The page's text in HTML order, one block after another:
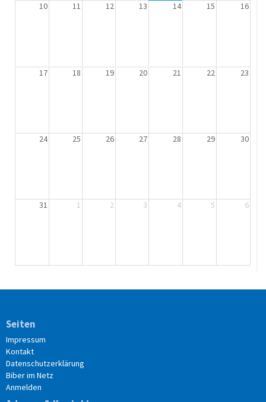
10 11 12 13 14 15 16
17 18 19 20 21 22 23
24 25 26 27 28 29 30
31 1 2 3 4 5 6
Seiten
Impressum
Kontakt
Datenschutzerklärung
Biber im Netz
Anmelden